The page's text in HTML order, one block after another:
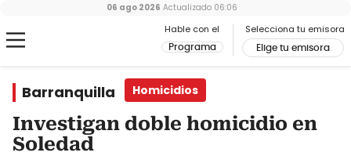
Hable con el
Programa
Selecciona tu emisora
Elige tu emisora
06 ago 2026 Actualizado 06:06
Barranquilla Homicidios
Investigan doble homicidio en
Soledad